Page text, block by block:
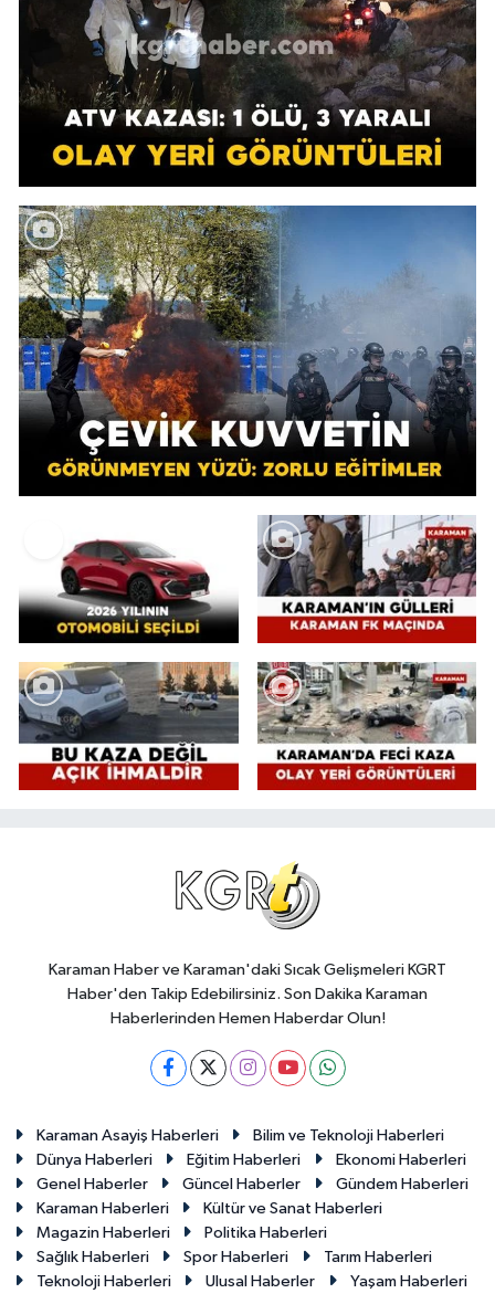
Karaman Haber ve Karaman'daki Sıcak Gelişmeleri KGRT
Haber'den Takip Edebilirsiniz. Son Dakika Karaman
Haberlerinden Hemen Haberdar Olun!
Karaman Asayiş Haberleri
Bilim ve Teknoloji Haberleri
Dünya Haberleri
Eğitim Haberleri
Ekonomi Haberleri
Genel Haberler
Güncel Haberler
Gündem Haberleri
Karaman Haberleri
Kültür ve Sanat Haberleri
Magazin Haberleri
Politika Haberleri
Sağlık Haberleri
Spor Haberleri
Tarım Haberleri
Teknoloji Haberleri
Ulusal Haberler Yaşam Haberleri